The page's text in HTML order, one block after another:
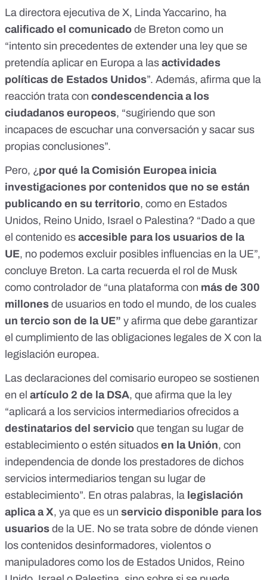
La directora ejecutiva de X, Linda Yaccarino, ha
calificado el comunicado de Breton como un
“intento sin precedentes de extender una ley que se
pretendía aplicar en Europa a las actividades
políticas de Estados Unidos”. Además, afirma que la
reacción trata con condescendencia a los
ciudadanos europeos, “sugiriendo que son
incapaces de escuchar una conversación y sacar sus
propias conclusiones”.
Pero, ¿por qué la Comisión Europea inicia
investigaciones por contenidos que no se están
publicando en su territorio, como en Estados
Unidos, Reino Unido, Israel o Palestina? “Dado a que
el contenido es accesible para los usuarios de la
UE, no podemos excluir posibles influencias en la UE”,
concluye Breton. La carta recuerda el rol de Musk
como controlador de “una plataforma con más de 300
millones de usuarios en todo el mundo, de los cuales
un tercio son de la UE” y afirma que debe garantizar
el cumplimiento de las obligaciones legales de X con la
legislación europea.
Las declaraciones del comisario europeo se sostienen
en el artículo 2 de la DSA, que afirma que la ley
“aplicará a los servicios intermediarios ofrecidos a
destinatarios del servicio que tengan su lugar de
establecimiento o estén situados en la Unión, con
independencia de donde los prestadores de dichos
servicios intermediarios tengan su lugar de
establecimiento”. En otras palabras, la legislación
aplica a X, ya que es un servicio disponible para los
usuarios de la UE. No se trata sobre de dónde vienen
los contenidos desinformadores, violentos o
manipuladores como los de Estados Unidos, Reino